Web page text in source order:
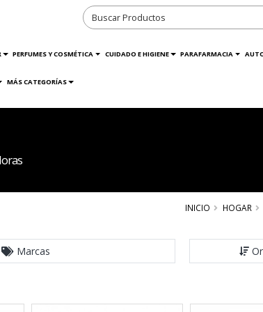
PERFUMES Y COSMÉTICA CUIDADO E HIGIENE PARAFARMACIA
MÁS CATEGORÍAS
INICIO HOGAR
Marcas